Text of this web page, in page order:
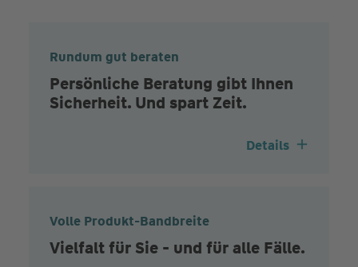
Rundum gut beraten
Persönliche Beratung gibt Ihnen
Sicherheit. Und spart Zeit.
Details
Volle Produkt-Bandbreite
Vielfalt für Sie - und für alle Fälle.